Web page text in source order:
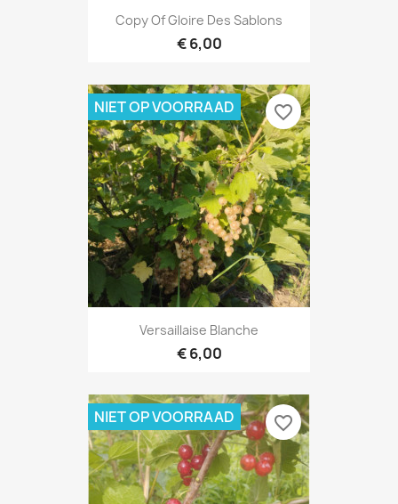
Copy Of Gloire Des Sablons
€ 6,00
Versaillaise Blanche
€ 6,00
NIET OP VOORRAAD favorite_border
NIET OP VOORRAAD favorite_border